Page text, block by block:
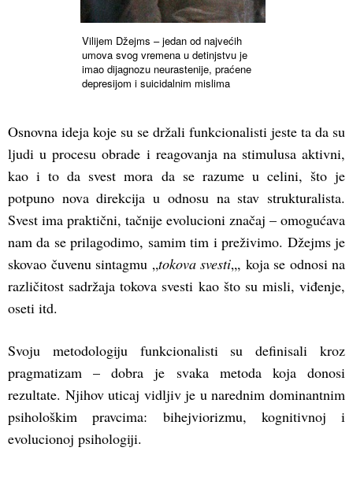
Vilijem Džejms – jedan od najvećih
umova svog vremena u detinjstvu je
imao dijagnozu neurastenije, praćene
depresijom i suicidalnim mislima
Osnovna ideja koje su se držali funkcionalisti jeste ta da su
ljudi u procesu obrade i reagovanja na stimulusa aktivni,
kao i to da svest mora da se razume u celini, što je
potpuno nova direkcija u odnosu na stav strukturalista.
Svest ima praktični, tačnije evolucioni značaj – omogućava
nam da se prilagodimo, samim tim i preživimo. Džejms je
skovao čuvenu sintagmu „tokova svesti„, koja se odnosi na
različitost sadržaja tokova svesti kao što su misli, viđenje,
oseti itd.
Svoju metodologiju funkcionalisti su definisali kroz
pragmatizam – dobra je svaka metoda koja donosi
rezultate. Njihov uticaj vidljiv je u narednim dominantnim
psihološkim pravcima: bihejviorizmu, kognitivnoj i
evolucionoj psihologiji.